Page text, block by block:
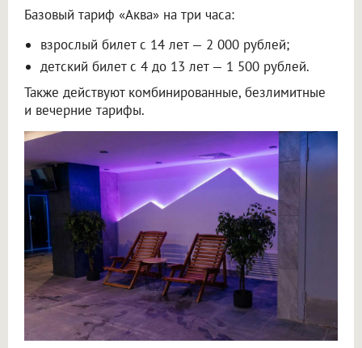
Базовый тариф «Аква» на три часа:
взрослый билет с 14 лет — 2 000 рублей;
детский билет с 4 до 13 лет — 1 500 рублей.
Также действуют комбинированные, безлимитные
и вечерние тарифы.